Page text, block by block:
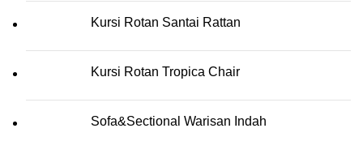
Kursi Rotan Santai Rattan
Kursi Rotan Tropica Chair
Sofa&Sectional Warisan Indah